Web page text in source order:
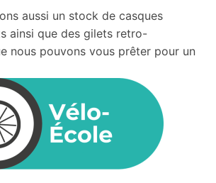
aussi un stock de casques
ainsi que des gilets retro-
nous pouvons vous prêter pour un